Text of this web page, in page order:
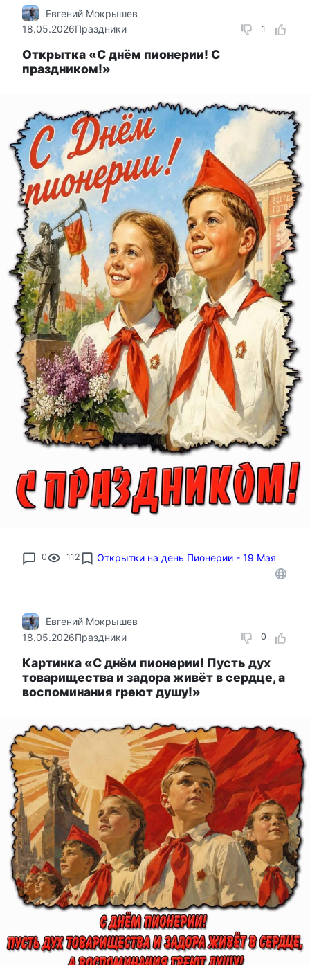
1
Евгений Мокрышев
18.05.2026Праздники
Открытка «С днём пионерии! С
праздником!»
0 112 Открытки на день Пионерии - 19 Мая
0
Евгений Мокрышев
18.05.2026Праздники
Картинка «С днём пионерии! Пусть дух
товарищества и задора живёт в сердце, а
воспоминания греют душу!»